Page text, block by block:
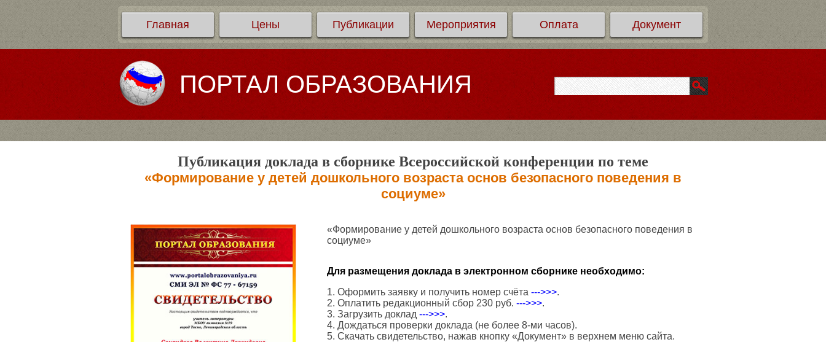
Главная Цены Публикации Мероприятия Оплата Документ
ПОРТАЛ ОБРАЗОВАНИЯ
Публикация доклада в сборнике Всероссийской конференции по теме
«Формирование у детей дошкольного возраста основ безопасного поведения в
социуме»
«Формирование у детей дошкольного возраста основ безопасного поведения в
социуме»
Для размещения доклада в электронном сборнике необходимо:
1. Оформить заявку и получить номер счёта --->>>.
2. Оплатить редакционный сбор 230 руб. --->>>.
3. Загрузить доклад --->>>.
4. Дождаться проверки доклада (не более 8-ми часов).
5. Скачать свидетельство, нажав кнопку «Документ» в верхнем меню сайта.